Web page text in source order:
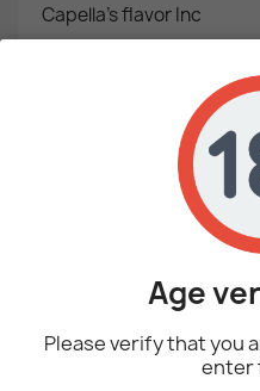
Capella's flavor Inc
Mixnmatcheliquids
Perfumer's Apprentice
Age
Please verify that you
enter